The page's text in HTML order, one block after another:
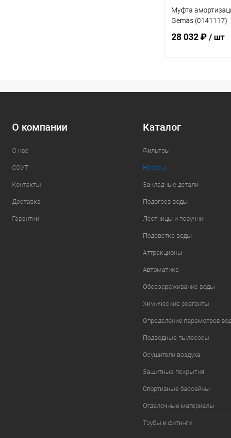
Муфта
Gemas (0141117)
28 032 ₽ / шт
О компании
О нас
СОУТ
Контакты
Доставка
Гарантии
Каталог
Фильтры
Насосы
Закладные детали
Подогрев воды
Лестницы и поручни
Подсветка воды
Аттракционы
Автоматика
Обеззараживание воды
Химические реагенты
Определение параметров
Подводные пылесосы
Осушители воздуха
Защитные покрытия
Спортивные бассейны
Отделочные материалы
Трубы и фитинги